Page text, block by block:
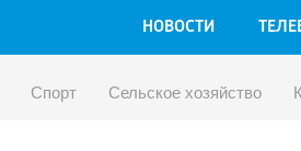
НОВОСТИ
Спорт Сельское хозяйство